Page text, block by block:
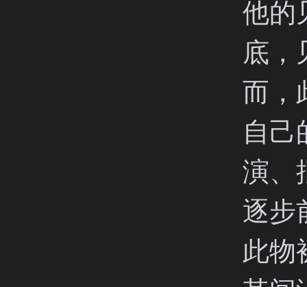
他的
底，
而，
自
演、
逐
此